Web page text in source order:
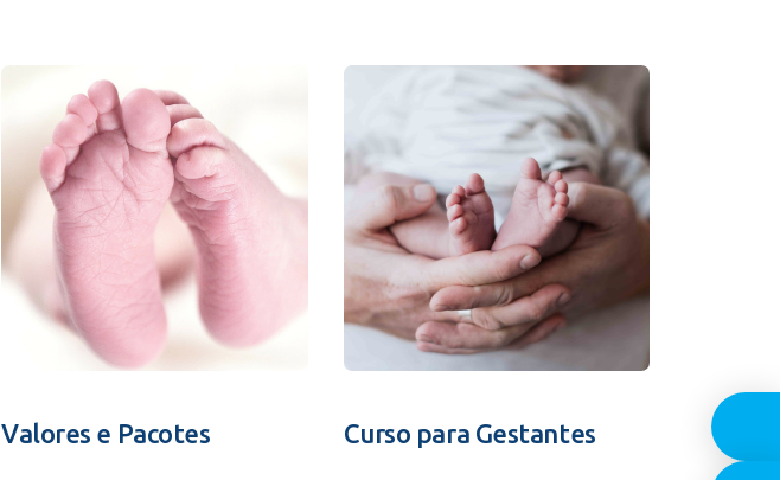
Valores e Pacotes Curso para Gestantes